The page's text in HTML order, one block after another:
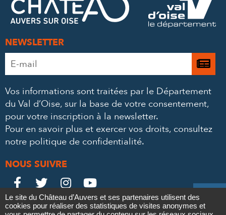
Contact
MAIL
NEWSLETTER
Adresse
*
Je
à
Vos informations sont traitées par le Département
du Val d’Oise, sur la base de votre consentement,
pour votre inscription à la newsletter.
Pour en savoir plus et exercer vos droits, consultez
notre politique de confidentialité.
NOUS SUIVRE
Le
Château

Le
Château

Le
Château

Le
Château

Mentions légales Politique de confidentialité Crédits
Le site du Château d’Auvers et ses partenaires utilisent des
cookies pour réaliser des statistiques de visites anonymes et